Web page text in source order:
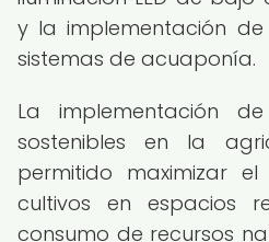
y la implementación
sistemas de acuaponía.
La implementación
sostenibles en la
permitido maximizar
cultivos en espacios
consumo de recursos